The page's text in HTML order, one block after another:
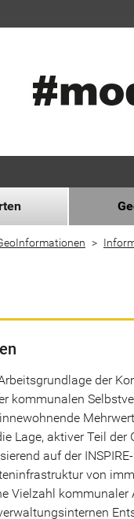
der
kommunalen
Lage, aktiver Teil
auf der
von
Vielzahl